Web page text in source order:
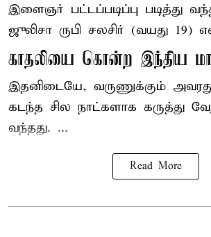
இளைஞர் பட்டப்படிப்பு படித்து
ஜுலிசா ருபி சலசிர் (வயது 19)
காதலியை கொன்ற இந்திய
இதனிடையே, வருணுக்கும்
கடந்த சில நாட்களாக கருத்து
வந்தது. ...
Read More